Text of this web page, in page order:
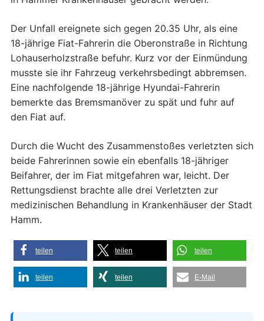
Der Unfall ereignete sich gegen 20.35 Uhr, als eine
18-jährige Fiat-Fahrerin die Oberonstraße in Richtung
Lohauserholzstraße befuhr. Kurz vor der Einmündung
musste sie ihr Fahrzeug verkehrsbedingt abbremsen.
Eine nachfolgende 18-jährige Hyundai-Fahrerin
bemerkte das Bremsmanöver zu spät und fuhr auf
den Fiat auf.
Durch die Wucht des Zusammenstoßes verletzten sich
beide Fahrerinnen sowie ein ebenfalls 18-jähriger
Beifahrer, der im Fiat mitgefahren war, leicht. Der
Rettungsdienst brachte alle drei Verletzten zur
medizinischen Behandlung in Krankenhäuser der Stadt
Hamm.
teilen teilen teilen
teilen teilen E-Mail